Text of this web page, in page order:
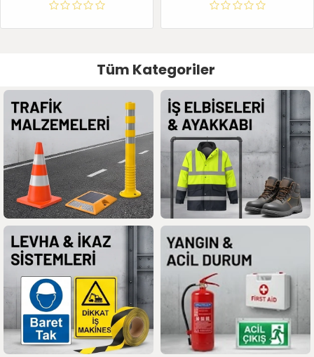
Tüm Kategoriler